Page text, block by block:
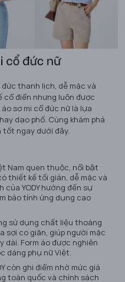
thanh lịch, dễ mặc và
cổ điển nhưng luôn được
sơ mi cổ đức nữ là lựa
dạo phố. Cùng khám phá
tốt ngay dưới đây.
Nam quen thuộc, nổi bật
thiết kế tối giản, dễ mặc và
của YODY hướng đến sự
bảo tính ứng dụng cao
sử dụng chất liệu thoáng
sợi co giãn, giúp người mặc
dài. Form áo được nghiên
dáng phụ nữ Việt.
còn ghi điểm nhờ mức giá
toàn quốc và chính sách